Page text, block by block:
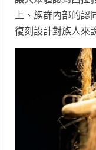
上、族群內部的認
復刻設計對族人來